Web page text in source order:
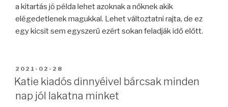
a kitartás jó példa lehet azoknak a nőknek akik
elégedetlenek magukkal. Lehet változtatni rajta, de ez
egy kicsit sem egyszerű ezért sokan feladják idő előtt.
BEKÜLDVE:
2021-02-28
Katie kiadós dinnyéivel bárcsak minden
nap jól lakatna minket